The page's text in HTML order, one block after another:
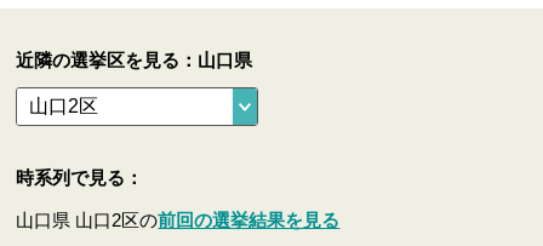
近隣の選挙区を見る：山口県
時系列で見る：
山口県 山口2区の前回の選挙結果を見る